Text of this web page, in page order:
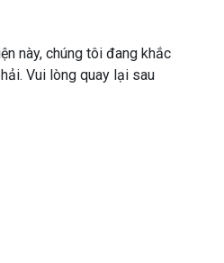
này, chúng tôi đang khắc
Vui lòng quay lại sau